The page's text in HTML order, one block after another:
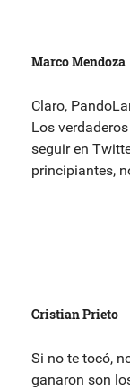
Marco Mendoza
Claro,
Los
seguir en
principiantes,
Cristian Prieto
Si no te tocó,
ganaron son